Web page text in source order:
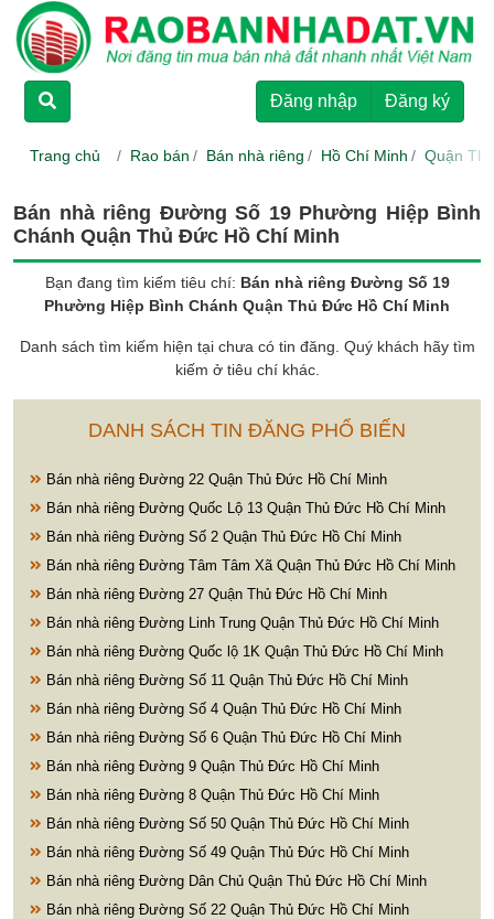
Đăng nhập Đăng ký
Trang chủ Rao bán Bán nhà riêng Hồ Chí Minh Quận
Bán nhà riêng Đường Số 19 Phường Hiệp Bình
Chánh Quận Thủ Đức Hồ Chí Minh
Bạn đang tìm kiếm tiêu chí: Bán nhà riêng Đường Số 19
Phường Hiệp Bình Chánh Quận Thủ Đức Hồ Chí Minh
Danh sách tìm kiếm hiện tại chưa có tin đăng. Quý khách hãy tìm
kiếm ở tiêu chí khác.
DANH SÁCH TIN ĐĂNG PHỔ BIẾN
Bán nhà riêng Đường 22 Quận Thủ Đức Hồ Chí Minh
Bán nhà riêng Đường Quốc Lộ 13 Quận Thủ Đức Hồ Chí Minh
Bán nhà riêng Đường Số 2 Quận Thủ Đức Hồ Chí Minh
Bán nhà riêng Đường Tâm Tâm Xã Quận Thủ Đức Hồ Chí Minh
Bán nhà riêng Đường 27 Quận Thủ Đức Hồ Chí Minh
Bán nhà riêng Đường Linh Trung Quận Thủ Đức Hồ Chí Minh
Bán nhà riêng Đường Quốc lộ 1K Quận Thủ Đức Hồ Chí Minh
Bán nhà riêng Đường Số 11 Quận Thủ Đức Hồ Chí Minh
Bán nhà riêng Đường Số 4 Quận Thủ Đức Hồ Chí Minh
Bán nhà riêng Đường Số 6 Quận Thủ Đức Hồ Chí Minh
Bán nhà riêng Đường 9 Quận Thủ Đức Hồ Chí Minh
Bán nhà riêng Đường 8 Quận Thủ Đức Hồ Chí Minh
Bán nhà riêng Đường Số 50 Quận Thủ Đức Hồ Chí Minh
Bán nhà riêng Đường Số 49 Quận Thủ Đức Hồ Chí Minh
Bán nhà riêng Đường Dân Chủ Quận Thủ Đức Hồ Chí Minh
Bán nhà riêng Đường Số 22 Quận Thủ Đức Hồ Chí Minh
TRANG CHỦ
CHO THUÊ
LIÊN HỆ